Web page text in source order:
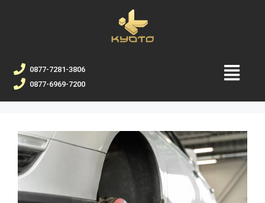
0877-7281-3806
0877-6969-7200